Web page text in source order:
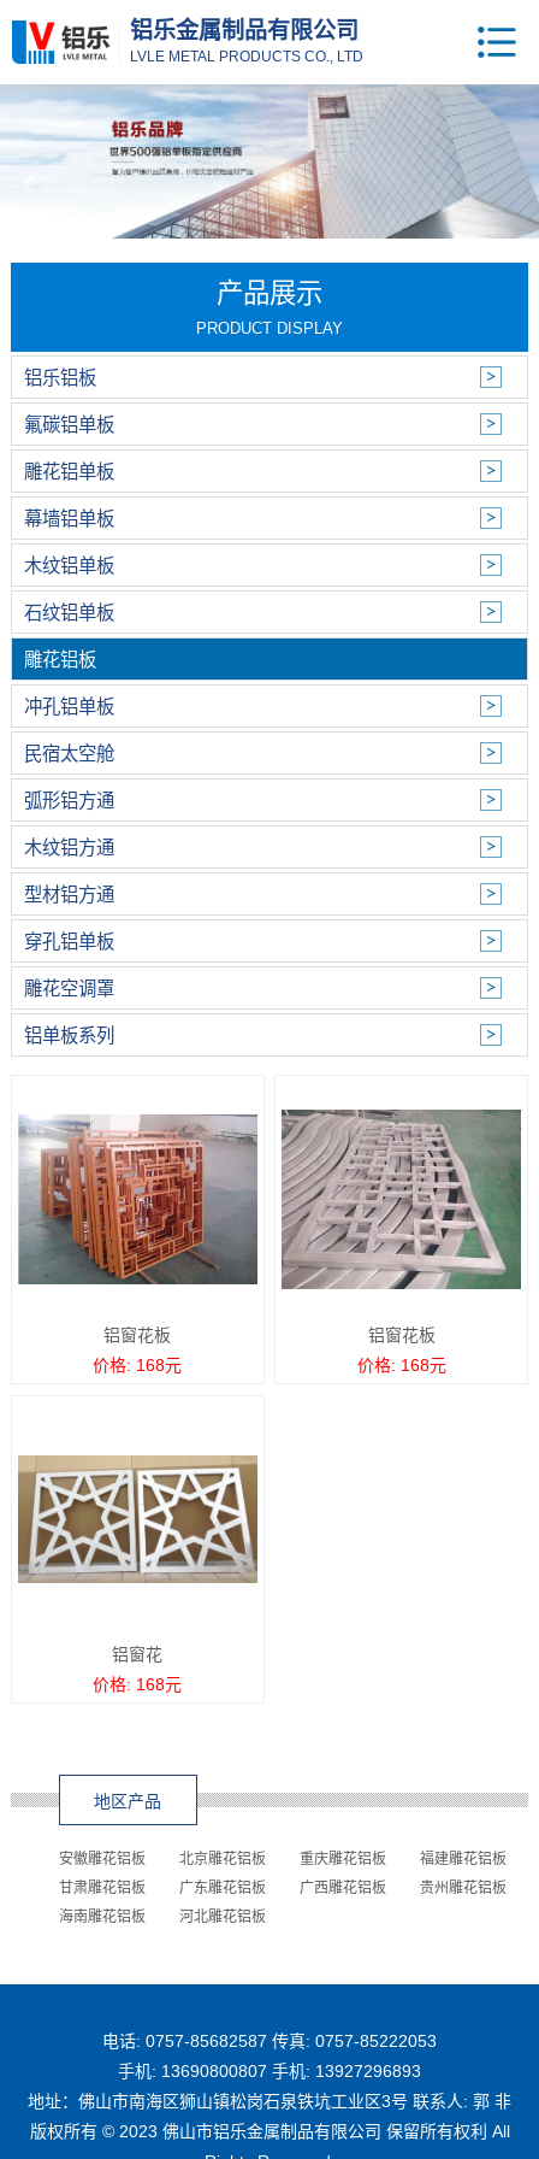
铝乐金属制品有限公司
LVLE METAL PRODUCTS CO., LTD
产品展示
PRODUCT DISPLAY
铝乐铝板
氟碳铝单板
雕花铝单板
幕墙铝单板
木纹铝单板
石纹铝单板
雕花铝板
冲孔铝单板
民宿太空舱
弧形铝方通
木纹铝方通
型材铝方通
穿孔铝单板
雕花空调罩
铝单板系列
铝窗花板
价格: 168元
铝窗花板
价格: 168元
铝窗花
价格: 168元
地区产品
安徽雕花铝板 北京雕花铝板 重庆雕花铝板
福建雕花铝板
甘肃雕花铝板
广东雕花铝板 广西雕花铝板
贵州雕花铝板
海南雕花铝板
河北雕花铝板
电话: 0757-85682587 传真: 0757-85222053
手机: 13690800807 手机: 13927296893
地址：佛山市南海区狮山镇松岗石泉铁坑工业区3号 联系人: 郭 非
版权所有 © 2023 佛山市铝乐金属制品有限公司 保留所有权利 All